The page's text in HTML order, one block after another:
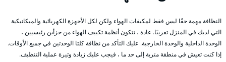
النظافة مهمة حقًا ليس فقط لمكيفات الهواء ولكن لكل الأجهزة الكهربائية والميكانيكية
التي لديك في المنزل تقريبًا. عادة ، تتكون أنظمة تكييف الهواء من جزأين رئيسيين ،
الوحدة الداخلية والوحدة الخارجية. عليك التأكد من نظافة كلتا الوحدتين في جميع الأوقات.
إذا كنت تعيش في منطقة متربة إلى حد ما ، فيجب عليك زيادة وتيرة عملية التنظيف.